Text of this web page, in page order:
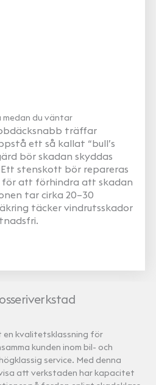
du väntar
träffar
ett så kallat “bull’s
bör skadan skyddas
stenskott bör repareras
för att förhindra att skadan
tar cirka 20–30
täcker vindrutsskador
en kvalitetsklassning för
kunden inom bil- och
service. Med denna
att verkstaden har kapacitet